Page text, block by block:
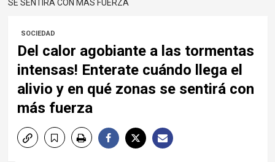
SE SENTIRÁ CON MÁS FUERZA
SOCIEDAD
Del calor agobiante a las tormentas
intensas! Enterate cuándo llega el
alivio y en qué zonas se sentirá con
más fuerza